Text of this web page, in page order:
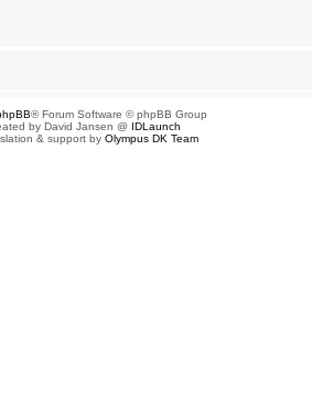
® Forum Software © phpBB Group
by David Jansen @ IDLaunch
& support by Olympus DK Team